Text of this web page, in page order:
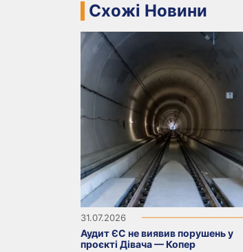
Схожі Новини
31.07.2026
Аудит ЄС не виявив порушень у
проєкті Дівача — Копер